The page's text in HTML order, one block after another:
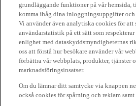
grundläggande funktioner på vår hemsida,
komma ihåg dina inloggningsuppgifter
Vi använder även analytiska cookies för att
användarstatistik på ett sätt som
enlighet med dataskyddsmyndigheternas
oss att förstå hur besökare använder vår
förbättra vår webbplats, produkter, tjänster
marknadsföringsinsatser.
Om du lämnar ditt samtycke via knappen
också cookies för spårning och reklam